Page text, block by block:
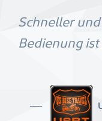
Schneller
Bedienung ist